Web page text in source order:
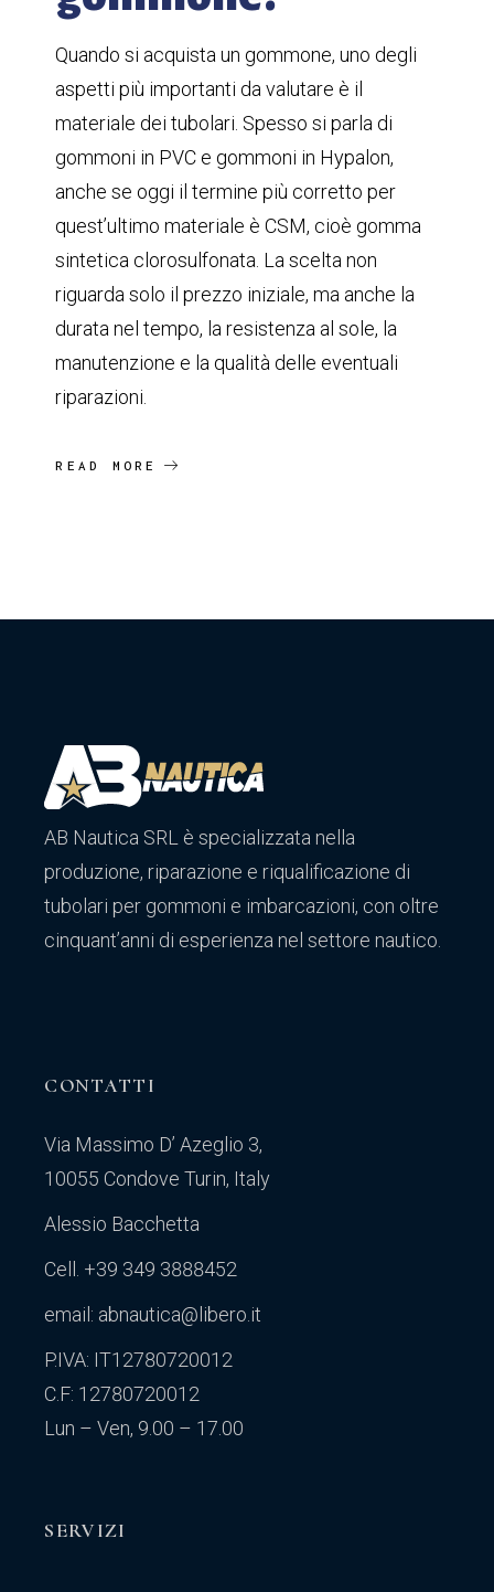
Quando si acquista un gommone, uno degli
aspetti più importanti da valutare è il
materiale dei tubolari. Spesso si parla di
gommoni in PVC e gommoni in Hypalon,
anche se oggi il termine più corretto per
quest’ultimo materiale è CSM, cioè gomma
sintetica clorosulfonata. La scelta non
riguarda solo il prezzo iniziale, ma anche la
durata nel tempo, la resistenza al sole, la
manutenzione e la qualità delle eventuali
riparazioni.
READ MORE
AB Nautica SRL è specializzata nella
produzione, riparazione e riqualificazione di
tubolari per gommoni e imbarcazioni, con oltre
cinquant’anni di esperienza nel settore nautico.
CONTATTI
Via Massimo D’ Azeglio 3,
10055 Condove Turin, Italy
Alessio Bacchetta
Cell. +39 349 3888452
email: abnautica@libero.it
P.IVA: IT12780720012
C.F: 12780720012
Lun – Ven, 9.00 – 17.00
SERVIZI